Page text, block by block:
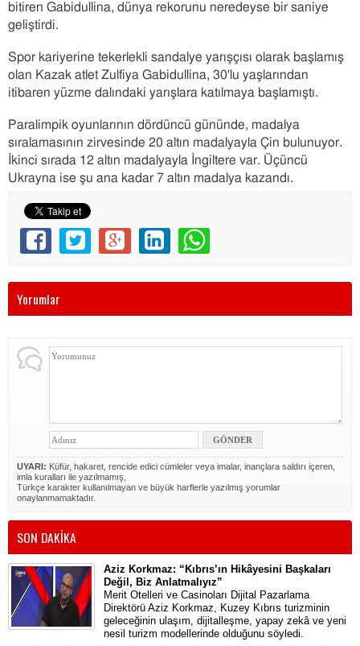
bitiren Gabidullina, dünya rekorunu neredeyse bir saniye
geliştirdi.
Spor kariyerine tekerlekli sandalye yarışçısı olarak başlamış
olan Kazak atlet Zulfiya Gabidullina, 30'lu yaşlarından
itibaren yüzme dalındaki yarışlara katılmaya başlamıştı.
Paralimpik oyunlarının dördüncü gününde, madalya
sıralamasının zirvesinde 20 altın madalyayla Çin bulunuyor.
İkinci sırada 12 altın madalyayla İngiltere var. Üçüncü
Ukrayna ise şu ana kadar 7 altın madalya kazandı.
Yorumlar
UYARI: Küfür, hakaret, rencide edici cümleler veya imalar, inançlara saldırı içeren,
imla kuralları ile yazılmamış,
Türkçe karakter kullanılmayan ve büyük harflerle yazılmış yorumlar
onaylanmamaktadır.
SON DAKİKA
Aziz Korkmaz: “Kıbrıs’ın Hikâyesini Başkaları
Değil, Biz Anlatmalıyız”
Merit Otelleri ve Casinoları Dijital Pazarlama
Direktörü Aziz Korkmaz, Kuzey Kıbrıs turizminin
geleceğinin ulaşım, dijitalleşme, yapay zekâ ve yeni
nesil turizm modellerinde olduğunu söyledi.